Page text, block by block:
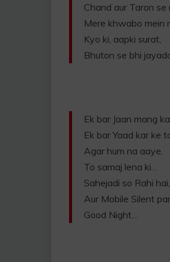
Chand aur Taron se
Mere khwabo mein
Kyo ki, aapki surat,
Bhuton se bhi
Ek bar Jaan mang
Ek bar Yaad kar ke
Agar hum na aaye,
To samaj lena ki…
Sahejadi so Rahi hai,
Aur Mobile Silent par
Good Night…